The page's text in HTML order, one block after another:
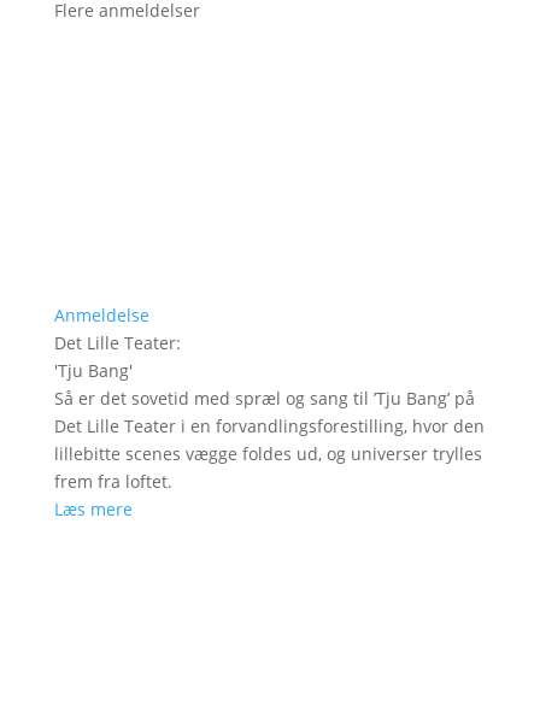
Flere anmeldelser
Anmeldelse
Det Lille Teater:
'Tju Bang'
Så er det sovetid med spræl og sang til ’Tju Bang’ på
Det Lille Teater i en forvandlingsforestilling, hvor den
lillebitte scenes vægge foldes ud, og universer trylles
frem fra loftet.
Læs mere